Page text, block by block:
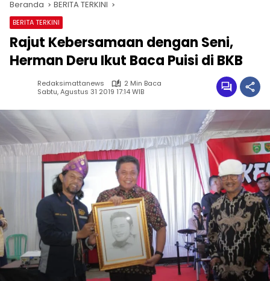
Beranda BERITA TERKINI
BERITA TERKINI
Rajut Kebersamaan dengan Seni,
Herman Deru Ikut Baca Puisi di BKB
Redaksimattanews
2 Min Baca
Sabtu, Agustus 31 2019 17:14 WIB